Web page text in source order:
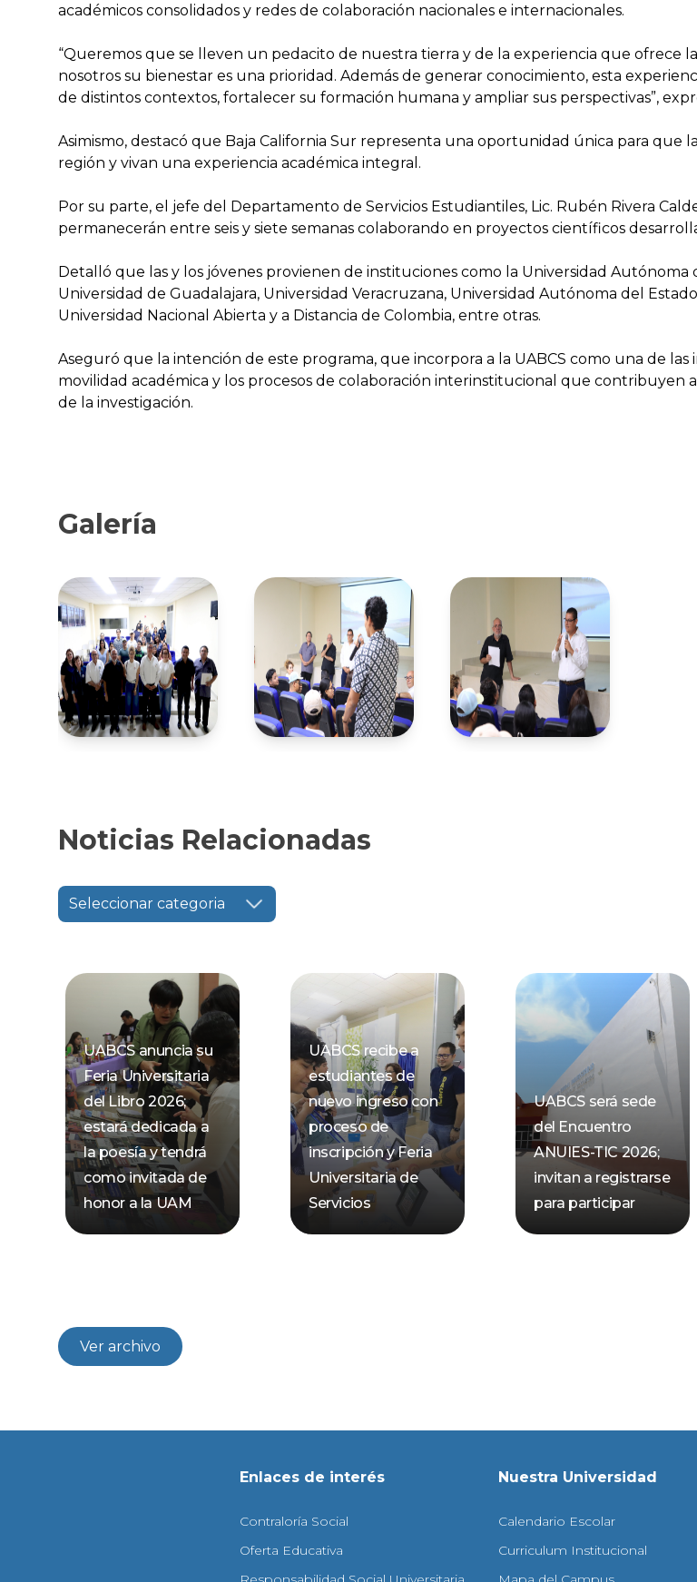
académicos consolidados y redes de colaboración nacionales e internacionales.
“Queremos que se lleven un pedacito de nuestra tierra y de la experiencia que ofrece
nosotros su bienestar es una prioridad. Además de generar conocimiento, esta
de distintos contextos, fortalecer su formación humana y ampliar sus perspectivas”,
Asimismo, destacó que Baja California Sur representa una oportunidad única para que
región y vivan una experiencia académica integral.
Por su parte, el jefe del Departamento de Servicios Estudiantiles, Lic. Rubén Rivera
permanecerán entre seis y siete semanas colaborando en proyectos científicos
Detalló que las y los jóvenes provienen de instituciones como la Universidad Autónoma
Universidad de Guadalajara, Universidad Veracruzana, Universidad Autónoma del
Universidad Nacional Abierta y a Distancia de Colombia, entre otras.
Aseguró que la intención de este programa, que incorpora a la UABCS como una de
movilidad académica y los procesos de colaboración interinstitucional que
de la investigación.
Galería
Noticias Relacionadas
Seleccionar categoria
UABCS anuncia su
Feria Universitaria
del Libro 2026;
estará dedicada a
la poesía y tendrá
como invitada de
honor a la UAM
UABCS recibe a
estudiantes de
nuevo ingreso con
proceso de
inscripción y Feria
Universitaria de
Servicios
UABCS será sede
del Encuentro
ANUIES-TIC 2026;
invitan a registrarse
para participar
Ver archivo
Enlaces de interés
Contraloría Social
Oferta Educativa
Nuestra Universidad
Calendario Escolar
Curriculum Institucional